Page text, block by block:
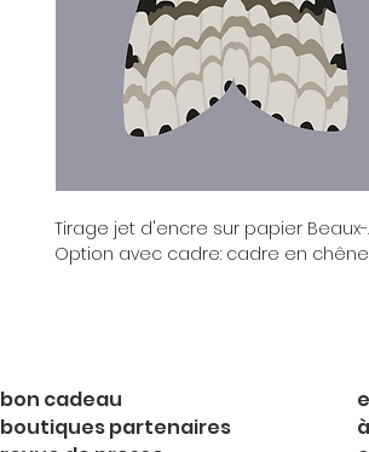
Tirage jet d'encre sur papier Beaux-
Option avec cadre: cadre en
bon cadeau
boutiques partenaires